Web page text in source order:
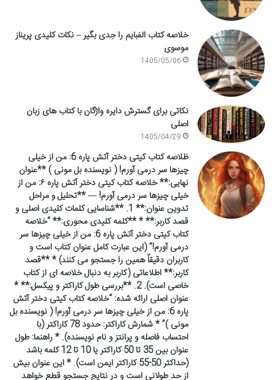
خلاصه کتاب الفبایم را جدی بگیر – نکات کلیدی پریناز
موسوی
1405/05/06
نکاتی برای گسترش دایره واژگان با کتاب های زبان
اصلی
1405/04/29
ظلاصه کتاب کیتی دختر آتش پاره 6: من از خیلی
چیزها سر درمی آورم! ( نویسنده بل مونی ) **عنوان
نهایی:** خلاصه کتاب کیتی دختر آتش پاره ۶: من از
خیلی چیزها سر درمی آورم! — **تحلیل و مراحل
تدوین عنوان:** 1. **شناسایی کلمات کلیدی اصلی و
قصد کاربر:** * **کلمه کلیدی محوری:** “خلاصه
کتاب کیتی دختر آتش پاره 6: من از خیلی چیزها سر
درمی آورم!” (این عبارت کامل عنوان کتاب است و
کاربران دقیقاً همین را جستجو می کنند) * **قصد
کاربر:** اطلاعاتی (کاربر به دنبال خلاصه ای از کتاب
خاصی است). 2. **بررسی طول کاراکتر و پیکسل:** *
عنوان اصلی ارائه شده: “خلاصه کتاب کیتی دختر آتش
پاره 6: من از خیلی چیزها سر درمی آورم! ( نویسنده بل
مونی )” * شمارش کاراکتر: حدود 78 کاراکتر (با
احتساب فاصله و پرانتز و نام نویسنده). * راهنما: طول
عنوان بین 35 تا 50 کاراکتر یا 10 تا 12 کلمه باشد
(حداکثر 50-55 کاراکتر ایمن است). * این عنوان بیش
از حد طولانی است و در نتایج جستجو قطع خواهد